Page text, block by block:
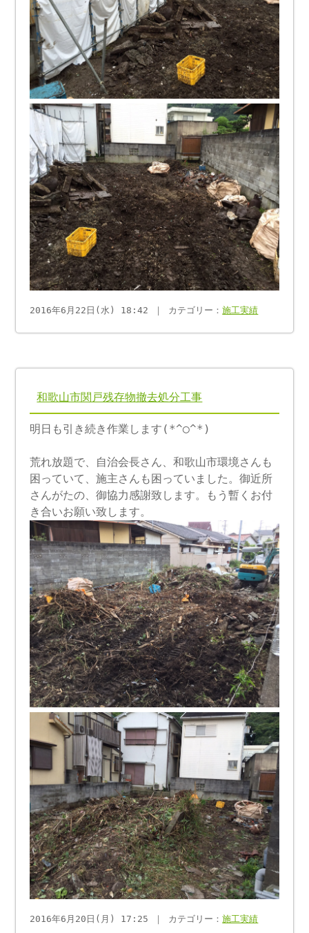
2016年6月22日(水) 18:42 ｜ カテゴリー：施工実績
和歌山市関戸残存物撤去処分工事
明日も引き続き作業します(*^◯^*)
荒れ放題で、自治会長さん、和歌山市環境さんも
困っていて、施主さんも困っていました。御近所
さんがたの、御協力感謝致します。もう暫くお付
き合いお願い致します。
2016年6月20日(月) 17:25 ｜ カテゴリー：施工実績